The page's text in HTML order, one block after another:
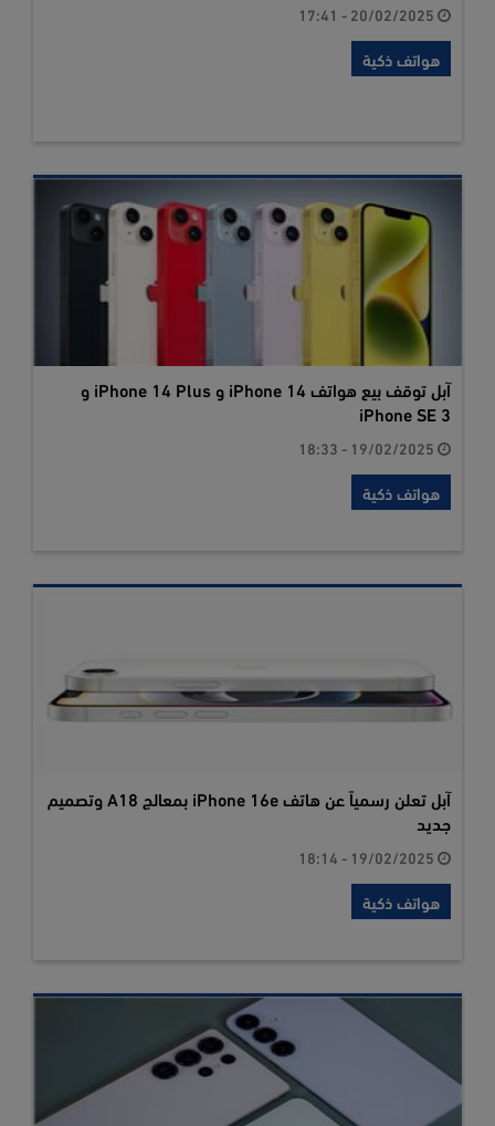
هواتف ذكية
آبل توقف بيع هواتف iPhone 14 و iPhone 14 Plus و
iPhone SE 3
هواتف ذكية
آبل تعلن رسمياً عن هاتف iPhone 16e بمعالج A18 وتصميم
جديد
هواتف ذكية